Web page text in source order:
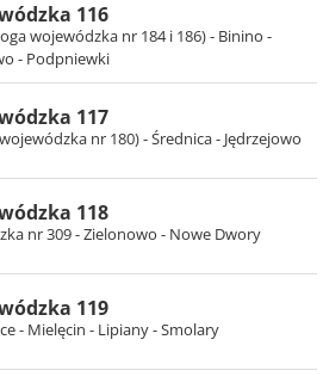
116
wojewódzka nr 184 i 186) - Binino -
- Podpniewki
117
nr 180) - Średnica - Jędrzejowo
118
nr 309 - Zielonowo - Nowe Dwory
119
- Mielęcin - Lipiany - Smolary